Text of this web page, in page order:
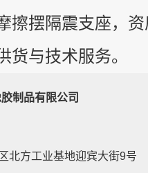
擦摆隔震支座，
货与技术服务。
制品有限公司
北方工业基地迎宾大街9号